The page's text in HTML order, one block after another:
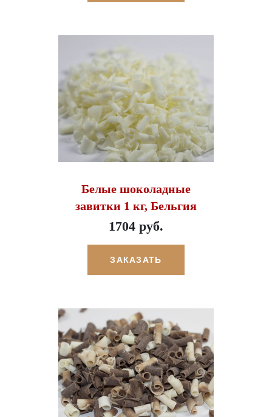
Белые шоколадные
завитки 1 кг, Бельгия
1704 руб.
ЗАКАЗАТЬ